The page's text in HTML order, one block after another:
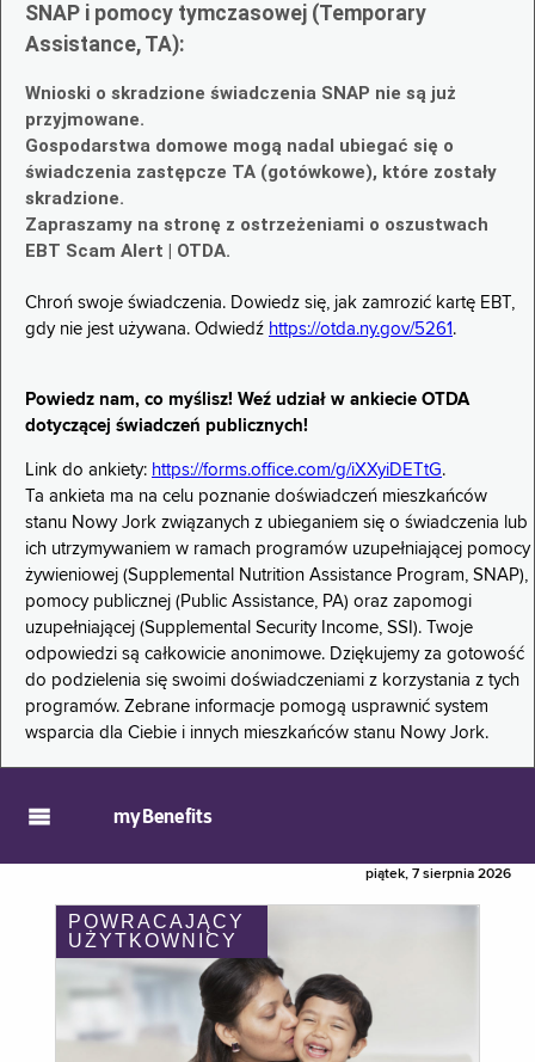
SNAP i pomocy tymczasowej (Temporary
Assistance, TA):
Wnioski o skradzione świadczenia SNAP nie są już
przyjmowane.
Gospodarstwa domowe mogą nadal ubiegać się o
świadczenia zastępcze TA (gotówkowe), które zostały
skradzione.
Zapraszamy na stronę z ostrzeżeniami o oszustwach
EBT Scam Alert | OTDA.
Chroń swoje świadczenia. Dowiedz się, jak zamrozić kartę EBT,
gdy nie jest używana. Odwiedź https://otda.ny.gov/5261 .
Powiedz nam, co myślisz! Weź udział w ankiecie OTDA
dotyczącej świadczeń publicznych!
Link do ankiety: https://forms.office.com/g/iXXyiDETtG.
Ta ankieta ma na celu poznanie doświadczeń mieszkańców
stanu Nowy Jork związanych z ubieganiem się o świadczenia lub
ich utrzymywaniem w ramach programów uzupełniającej pomocy
żywieniowej (Supplemental Nutrition Assistance Program, SNAP),
pomocy publicznej (Public Assistance, PA) oraz zapomogi
uzupełniającej (Supplemental Security Income, SSI). Twoje
odpowiedzi są całkowicie anonimowe. Dziękujemy za gotowość
do podzielenia się swoimi doświadczeniami z korzystania z tych
programów. Zebrane informacje pomogą usprawnić system
wsparcia dla Ciebie i innych mieszkańców stanu Nowy Jork.
myBenefits
piątek, 7 sierpnia 2026
POWRACAJĄCY
UŻYTKOWNICY